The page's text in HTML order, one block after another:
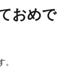
おめで
。